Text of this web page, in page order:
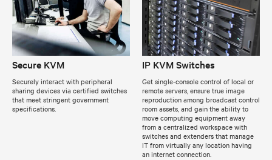
Secure KVM
Securely interact with peripheral
sharing devices via certified switches
that meet stringent government
specifications.
IP KVM Switches
Get single-console control of local or
remote servers, ensure true image
reproduction among broadcast control
room assets, and gain the ability to
move computing equipment away
from a centralized workspace with
switches and extenders that manage
IT from virtually any location having
an internet connection.